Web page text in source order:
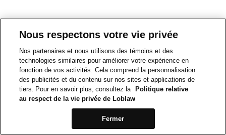
Nous respectons votre vie privée
Nos partenaires et nous utilisons des témoins et des
technologies similaires pour améliorer votre expérience en
fonction de vos activités. Cela comprend la personnalisation
des publicités et du contenu sur nos sites et applications de
tiers. Pour en savoir plus, consultez la
Politique relative
au respect de la vie privée de Loblaw
Fermer